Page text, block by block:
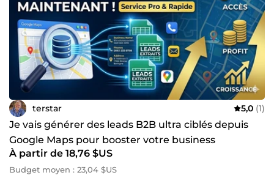
terstar 5,0 (1)
Je vais générer des leads B2B ultra ciblés depuis
Google Maps pour booster votre business
À partir de 18,76 $US
Budget moyen : 23,04 $US